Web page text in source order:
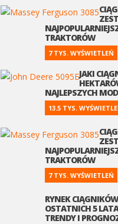
TRAKTORÓW
7 TYS. WYŚWIETLEŃ
JAKI
NAJLEPSZYCH
13.5 TYS.
TRAKTORÓW
7 TYS. WYŚWIETLEŃ
RYNEK
OSTATNICH 5
TRENDY I